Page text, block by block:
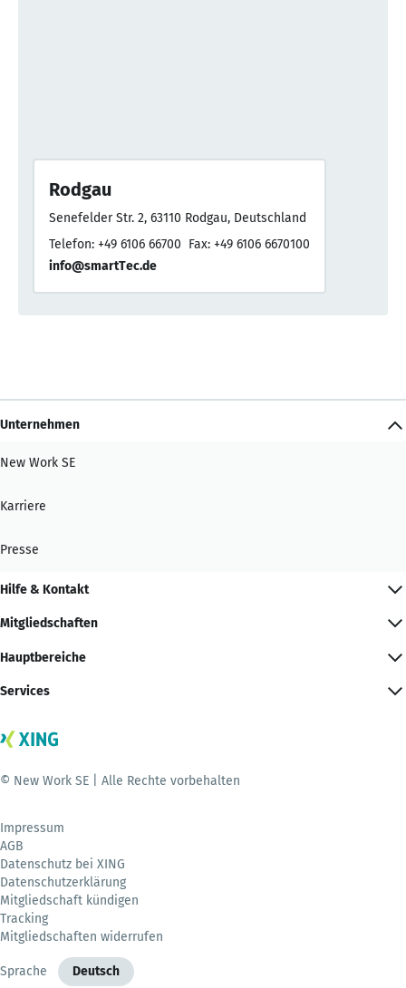
Rodgau
Senefelder Str. 2, 63110 Rodgau, Deutschland
Telefon: +49 6106 66700 Fax: +49 6106 6670100
info@smartTec.de
Unternehmen
New Work SE
Karriere
Presse
Hilfe & Kontakt
Mitgliedschaften
Hauptbereiche
Services
© New Work SE | Alle Rechte vorbehalten
Impressum
AGB
Datenschutz bei XING
Datenschutzerklärung
Mitgliedschaft kündigen
Tracking
Mitgliedschaften widerrufen
Sprache Deutsch